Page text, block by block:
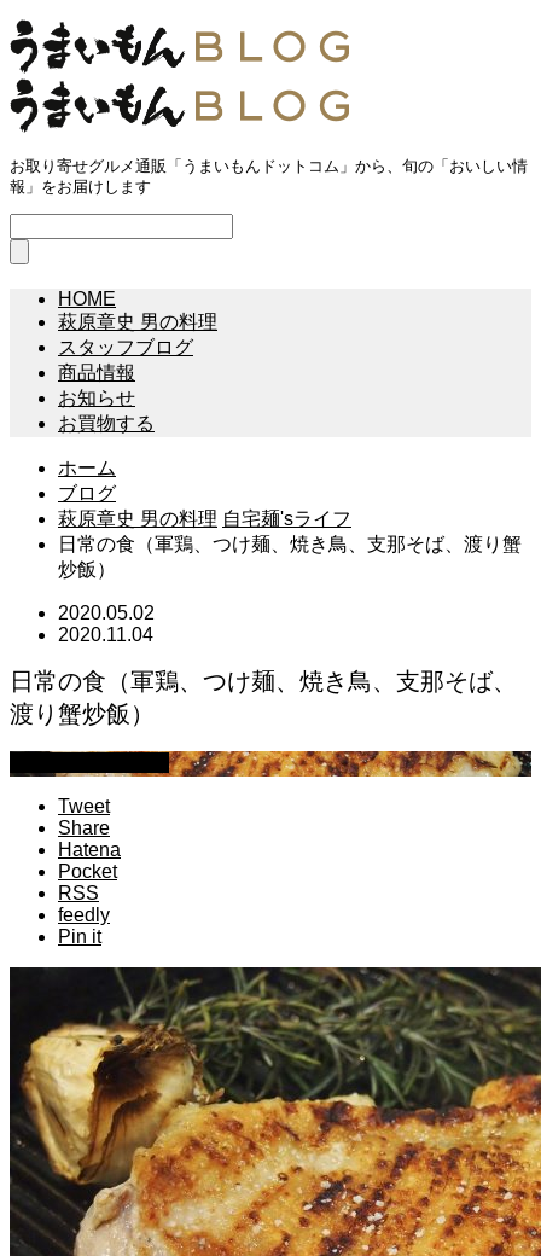
お取り寄せグルメ通販「うまいもんドットコム」から、旬の「おいしい情
報」をお届けします
HOME
萩原章史 男の料理
スタッフブログ
商品情報
お知らせ
お買物する
ホーム
ブログ
萩原章史 男の料理 自宅麺'sライフ
日常の食（軍鶏、つけ麺、焼き鳥、支那そば、渡り蟹
炒飯）
2020.05.02
2020.11.04
日常の食（軍鶏、つけ麺、焼き鳥、支那そば、
渡り蟹炒飯）
Tweet
Share
Hatena
Pocket
RSS
feedly
Pin it